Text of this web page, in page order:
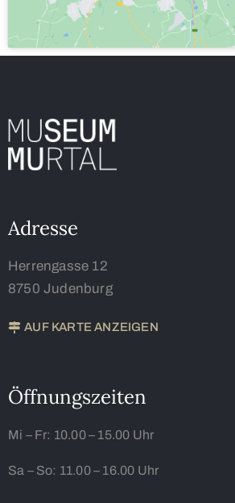
Adresse
Herrengasse 12
8750 Judenburg
AUF KARTE ANZEIGEN
Öffnungszeiten
Mi – Fr: 10.00 – 15.00 Uhr
Sa – So: 11.00 – 16.00 Uhr